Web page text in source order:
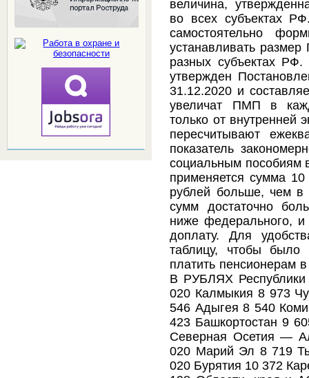
величина,
во всех субъектах
самостоятельно
устанавливать
разных субъектах
утвержден
31.12.2020 и
увеличат ПМП в
только от внутренней
пересчитывают
показатель
социальным пособиям
применяется сумма
рублей больше, чем в
сумм достаточно
ниже федерального,
доплату. Для
таблицу, чтобы
платить
В РУБЛЯХ Республики
020 Калмыкия 8 973
546 Адыгея 8 540
423 Башкортостан 9
Северная Осетия —
020 Марий Эл 8 719
020 Бурятия 10 372